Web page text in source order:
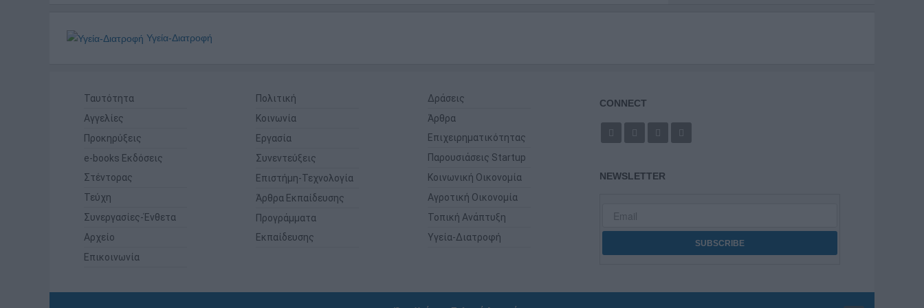
Υγεία-Διατροφή
Ταυτότητα
Αγγελίες
Προκηρύξεις
e-books Εκδόσεις
Στέντορας
Τεύχη
Συνεργασίες-Ένθετα
Αρχείο
Επικοινωνία
Πολιτική
Κοινωνία
Εργασία
Συνεντεύξεις
Επιστήμη-Τεχνολογία
Άρθρα Εκπαίδευσης
Προγράμματα
Εκπαίδευσης
Δράσεις
Άρθρα
Επιχειρηματικότητας
Παρουσιάσεις Startup
Κοινωνική Οικονομία
Αγροτική Οικονομία
Τοπική Ανάπτυξη
Υγεία-Διατροφή
CONNECT
NEWSLETTER